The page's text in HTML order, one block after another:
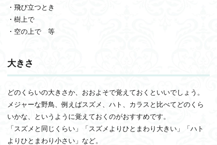
・飛び立つとき
・樹上で
・空の上で 等
大きさ
どのくらいの大きさか、おおよそで覚えておくといいでしょう。
メジャーな野鳥、例えばスズメ、ハト、カラスと比べてどのくら
いかな、というように覚えておくのがおすすめです。
「スズメと同じくらい」「スズメよりひとまわり大きい」「ハト
よりひとまわり小さい」など。